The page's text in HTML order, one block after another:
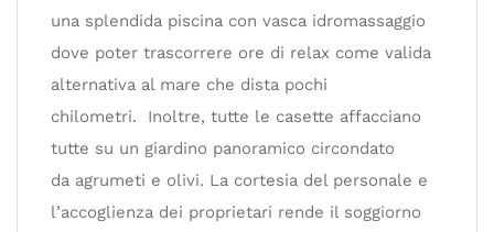
una splendida piscina con vasca idromassaggio
dove poter trascorrere ore di relax come valida
alternativa al mare che dista pochi
chilometri. Inoltre, tutte le casette affacciano
tutte su un giardino panoramico circondato
da agrumeti e olivi. La cortesia del personale e
l’accoglienza dei proprietari rende il soggiorno